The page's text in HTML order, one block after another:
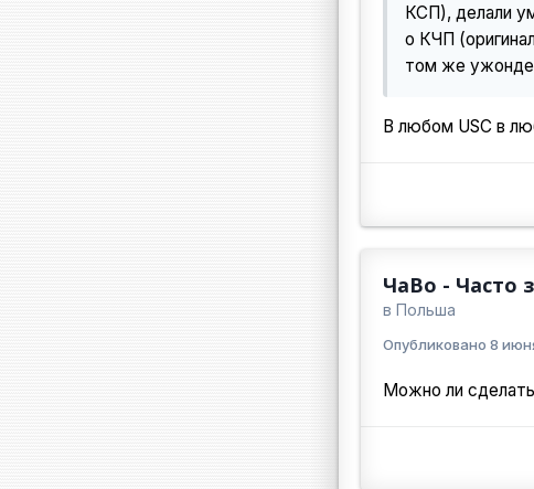
КСП), делали
о КЧП
том же ужонде,
В любом USC в
ЧаВо - Часто
в Польша
Опубликовано 8
Можно ли